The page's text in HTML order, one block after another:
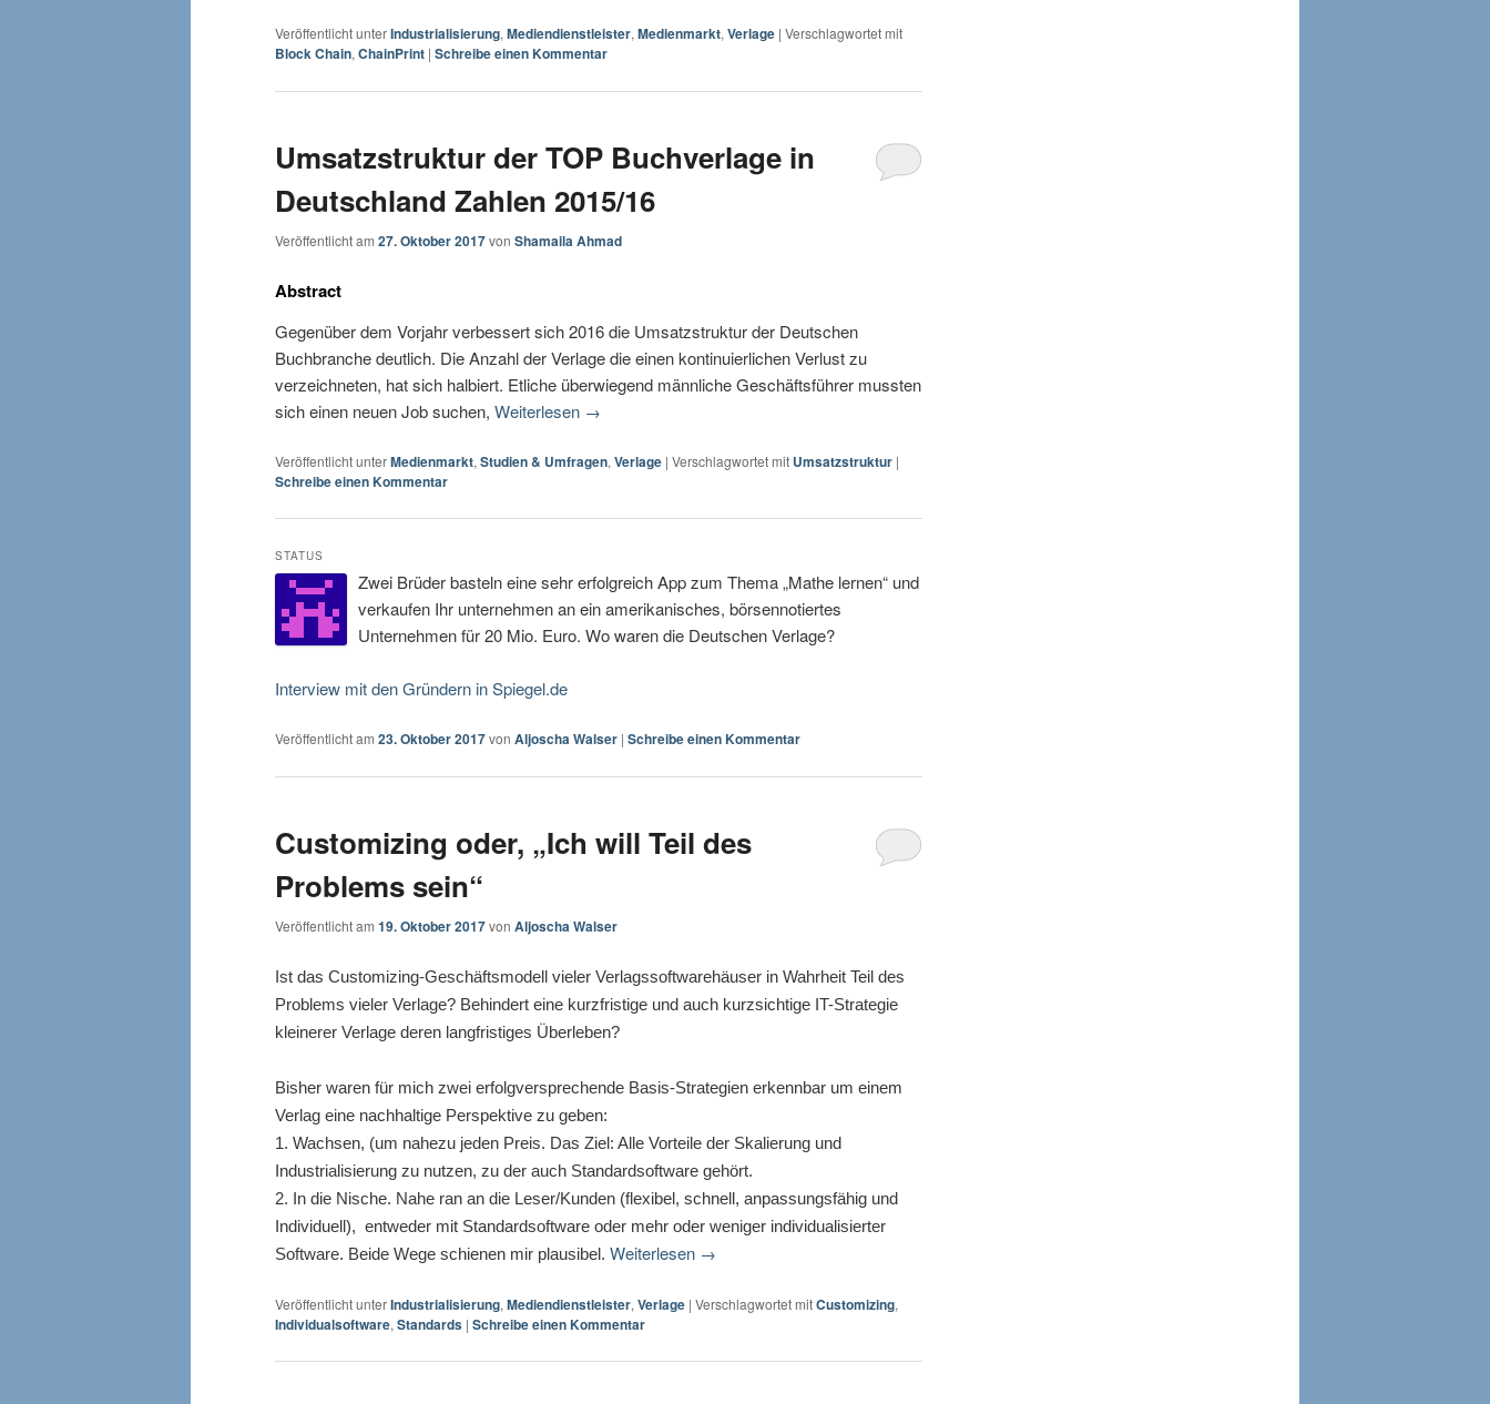
Veröffentlicht unterIndustrialisierung, Mediendienstleister, Medienmarkt, Verlage | Verschlagwortet mit
Block Chain, ChainPrint | Schreibe einen Kommentar
Umsatzstruktur der TOP Buchverlage in
Deutschland Zahlen 2015/16
Veröffentlicht am 27. Oktober 2017von Shamaila Ahmad
Abstract
Gegenüber dem Vorjahr verbessert sich 2016 die Umsatzstruktur der Deutschen
Buchbranche deutlich. Die Anzahl der Verlage die einen kontinuierlichen Verlust zu
verzeichneten, hat sich halbiert. Etliche überwiegend männliche Geschäftsführer mussten
sich einen neuen Job suchen, Weiterlesen →
Veröffentlicht unterMedienmarkt, Studien & Umfragen, Verlage | Verschlagwortet mit Umsatzstruktur |
Schreibe einen Kommentar
STATUS
Zwei Brüder basteln eine sehr erfolgreich App zum Thema „Mathe lernen“ und
verkaufen Ihr unternehmen an ein amerikanisches, börsennotiertes
Unternehmen für 20 Mio. Euro. Wo waren die Deutschen Verlage?
Interview mit den Gründern in Spiegel.de
Veröffentlicht am 23. Oktober 2017von Aljoscha Walser | Schreibe einen Kommentar
Customizing oder, „Ich will Teil des
Problems sein“
Veröffentlicht am 19. Oktober 2017von Aljoscha Walser
Ist das Customizing-Geschäftsmodell vieler Verlagssoftwarehäuser in Wahrheit Teil des
Problems vieler Verlage? Behindert eine kurzfristige und auch kurzsichtige IT-Strategie
kleinerer Verlage deren langfristiges Überleben?
Bisher waren für mich zwei erfolgversprechende Basis-Strategien erkennbar um einem
Verlag eine nachhaltige Perspektive zu geben:
1. Wachsen, (um nahezu jeden Preis. Das Ziel: Alle Vorteile der Skalierung und
Industrialisierung zu nutzen, zu der auch Standardsoftware gehört.
2. In die Nische. Nahe ran an die Leser/Kunden (flexibel, schnell, anpassungsfähig und
Individuell), entweder mit Standardsoftware oder mehr oder weniger individualisierter
Software. Beide Wege schienen mir plausibel. Weiterlesen →
Veröffentlicht unterIndustrialisierung, Mediendienstleister, Verlage | Verschlagwortet mitCustomizing,
Individualsoftware, Standards | Schreibe einen Kommentar